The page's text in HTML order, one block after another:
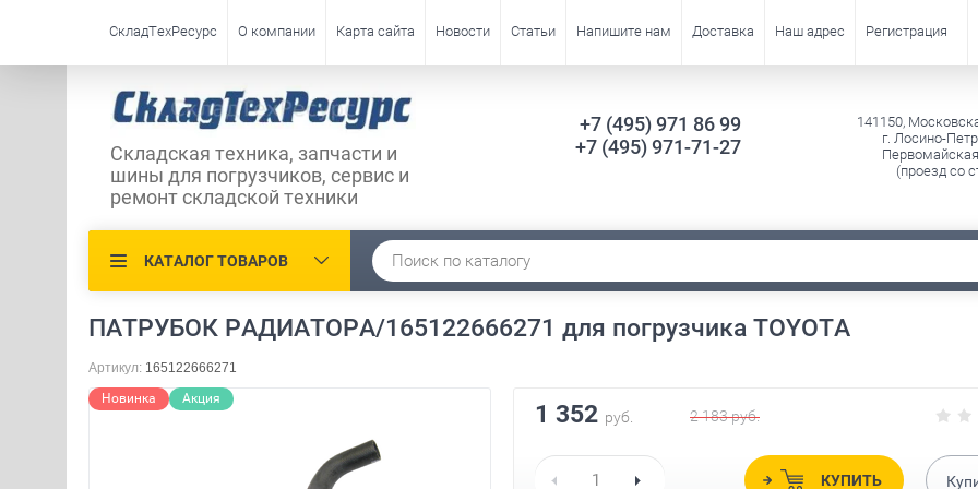
СкладТехРесурс О компании Карта сайта Новости Статьи Напишите нам Доставка Наш адрес Регистрация
Складская техника, запчасти и
шины для погрузчиков, сервис и
ремонт складской техники
+7 (495) 971 86 99
+7 (495) 971-71-27
141150,
г. Лосино-
(проезд со
КАТАЛОГ ТОВАРОВ
ПАТРУБОК РАДИАТОРА/165122666271 для погрузчика TOYOTA
Артикул: 165122666271
Новинка
Акция
2 183руб.
1 352 руб.
КУПИТЬ